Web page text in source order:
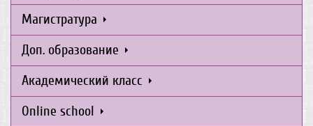
Магистратура
Доп. образование
Академический класс
Online school